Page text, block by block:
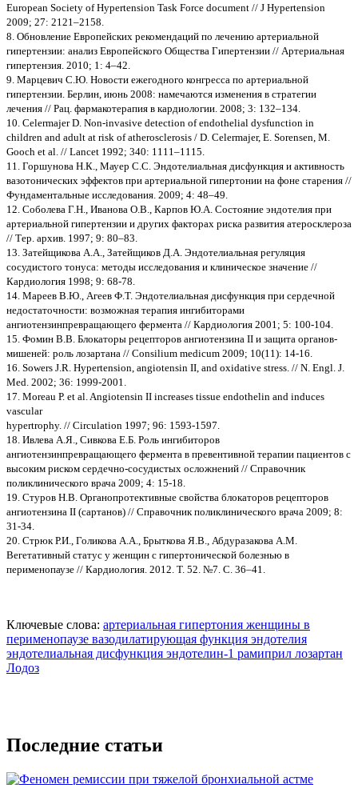
European Society of Hypertension Task Force document // J Hypertension
2009; 27: 2121–2158.
8. Обновление Европейских рекомендаций по лечению артериальной
гипертензии: анализ Европейского Общества Гипертензии // Артериальная
гипертензия. 2010; 1: 4–42.
9. Марцевич С.Ю. Новости ежегодного конгресса по артериальной
гипертензии. Берлин, июнь 2008: намечаются изменения в стратегии
лечения // Рац. фармакотерапия в кардиологии. 2008; 3: 132–134.
10. Celermajer D. Non-invasive detection of endothelial dysfunction in
children and adult at risk of atherosclerosis / D. Celermajer, E. Sorensen, M.
Gooch et al. // Lancet 1992; 340: 1111–1115.
11. Горшунова Н.К., Мауер С.С. Эндотелиальная дисфункция и активность
вазотонических эффектов при артериальной гипертонии на фоне старения //
Фундаментальные исследования. 2009; 4: 48–49.
12. Соболева Г.Н., Иванова О.В., Карпов Ю.А. Состояние эндотелия при
артериальной гипертензии и других факторах риска развития атеросклероза
// Тер. архив. 1997; 9: 80–83.
13. Затейщикова А.А., Затейщиков Д.А. Эндотелиальная регуляция
сосудистого тонуса: методы исследования и клиническое значение //
Кардиология 1998; 9: 68-78.
14. Мареев В.Ю., Агеев Ф.Т. Эндотелиальная дисфункция при сердечной
недостаточности: возможная терапия ингибиторами
ангиотензинпревращающего фермента // Кардиология 2001; 5: 100-104.
15. Фомин В.В. Блокаторы рецепторов ангиотензина II и защита органов-
мишеней: роль лозартана // Consilium medicum 2009; 10(11): 14-16.
16. Sowers J.R. Hypertension, angiotensin II, and oxidative stress. // N. Engl. J.
Med. 2002; 36: 1999-2001.
17. Moreau Р. et al. Angiotensin II increases tissue endothelin and induces
vascular
hypertrophy. // Circulation 1997; 96: 1593-1597.
18. Ивлева А.Я., Сивкова Е.Б. Роль ингибиторов
ангиотензинпревращающего фермента в превентивной терапии пациентов с
высоким риском сердечно-сосудистых осложнений // Справочник
поликлинического врача 2009; 4: 15-18.
19. Стуров Н.В. Органопротективные свойства блокаторов рецепторов
ангиотензина II (сартанов) // Справочник поликлинического врача 2009; 8:
31-34.
20. Стрюк Р.И., Голикова А.А., Брыткова Я.В., Абдуразакова А.М.
Вегетативный статус у женщин с гипертонической болезнью в
перименопаузе // Кардиология. 2012. Т. 52. №7. С. 36–41.
Ключевые слова: артериальная гипертония женщины в
перименопаузе вазодилатирующая функция эндотелия
эндотелиальная дисфункция эндотелин-1 рамиприл лозартан
Лодоз
Последние статьи